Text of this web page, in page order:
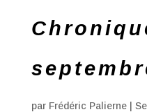
par Frédéric Palierne|